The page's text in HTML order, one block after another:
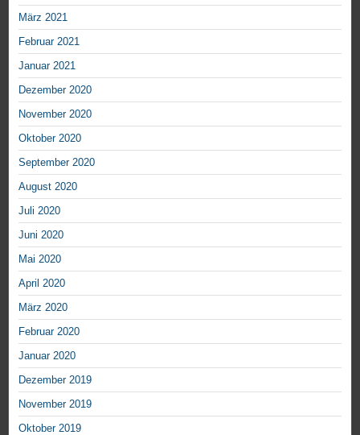
März 2021
Februar 2021
Januar 2021
Dezember 2020
November 2020
Oktober 2020
September 2020
August 2020
Juli 2020
Juni 2020
Mai 2020
April 2020
März 2020
Februar 2020
Januar 2020
Dezember 2019
November 2019
Oktober 2019